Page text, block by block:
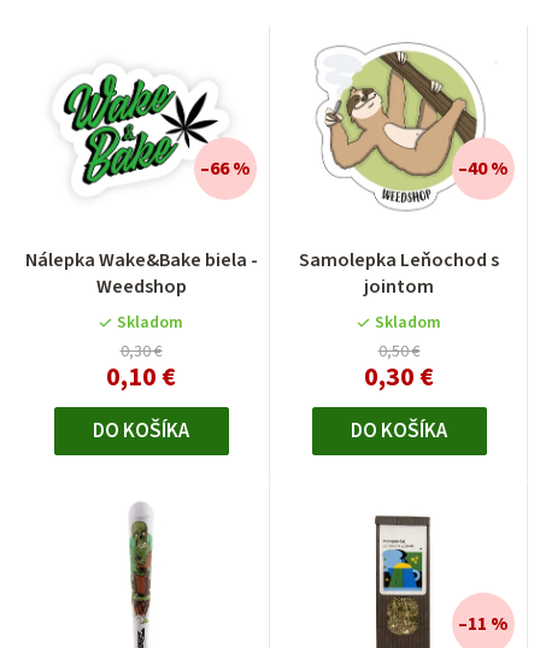
Nálepka Wake&Bake biela -
Weedshop
Skladom
0,30 €
0,10 €
–66 %
DO KOŠÍKA
Samolepka Leňochod s
jointom
Skladom
0,50 €
0,30 €
–40 %
DO KOŠÍKA
–11 %